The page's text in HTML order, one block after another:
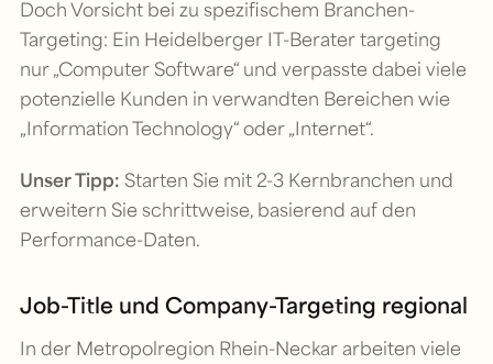
Doch Vorsicht bei zu spezifischem Branchen-
Targeting: Ein Heidelberger IT-Berater targeting
nur „Computer Software“ und verpasste dabei viele
potenzielle Kunden in verwandten Bereichen wie
„Information Technology“ oder „Internet“.
Unser Tipp: Starten Sie mit 2-3 Kernbranchen und
erweitern Sie schrittweise, basierend auf den
Performance-Daten.
Job-Title und Company-Targeting regional
In der Metropolregion Rhein-Neckar arbeiten viele